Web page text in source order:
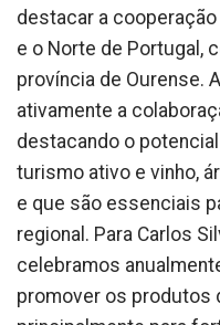
destacar a
e o Norte de Portugal,
província de Ourense.
ativamente a
destacando o
turismo ativo e vinho,
e que são essenciais
regional. Para Carlos
celebramos
promover os produtos